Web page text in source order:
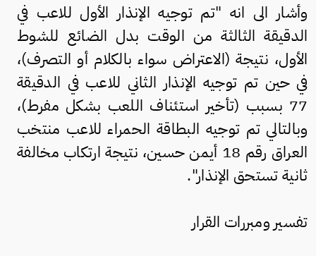
وأشار الى انه "تم توجيه الإنذار الأول للاعب في
الدقيقة الثالثة من الوقت بدل الضائع للشوط
الأول، نتيجة (الاعتراض سواء بالكلام أو التصرف)،
في حين تم توجيه الإنذار الثاني للاعب في الدقيقة
77 بسبب (تأخير استئناف اللعب بشكل مفرط)،
وبالتالي تم توجيه البطاقة الحمراء للاعب منتخب
العراق رقم 18 أيمن حسين، نتيجة ارتكاب مخالفة
ثانية تستحق الإنذار".
تفسير ومبررات القرار